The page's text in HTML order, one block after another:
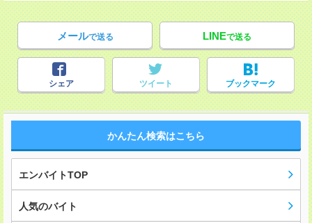
メールで送る LINEで送る
シェア ツイート ブックマーク
かんたん検索はこちら
エンバイトTOP
人気のバイト